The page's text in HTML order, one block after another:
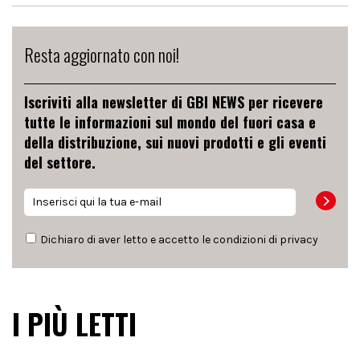
Resta aggiornato con noi!
Iscriviti alla newsletter di GBI NEWS per ricevere
tutte le informazioni sul mondo del fuori casa e
della distribuzione, sui nuovi prodotti e gli eventi
del settore.
Dichiaro di aver letto e accetto le condizioni di privacy
I PIÙ LETTI